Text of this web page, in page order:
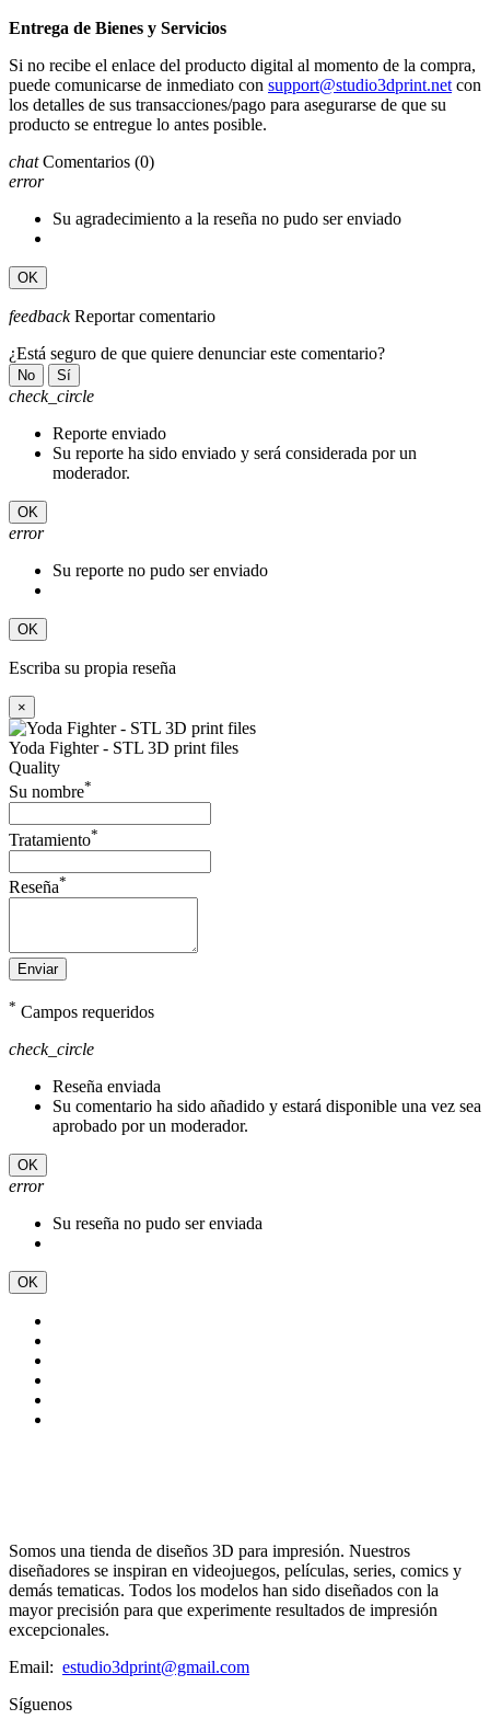
Entrega de Bienes y Servicios
Si no recibe el enlace del producto digital al momento de la compra,
puede comunicarse de inmediato con support@studio3dprint.net con
los detalles de sus transacciones/pago para asegurarse de que su
producto se entregue lo antes posible.
chat Comentarios (0)
error
Su agradecimiento a la reseña no pudo ser enviado
OK
feedback Reportar comentario
¿Está seguro de que quiere denunciar este comentario?
No Sí
check_circle
Reporte enviado
Su reporte ha sido enviado y será considerada por un
moderador.
OK
error
Su reporte no pudo ser enviado
OK
Escriba su propia reseña
×
Yoda Fighter - STL 3D print files
Quality
Su nombre*
Tratamiento*
Reseña*
Enviar
* Campos requeridos
check_circle
Reseña enviada
Su comentario ha sido añadido y estará disponible una vez sea
aprobado por un moderador.
OK
error
Su reseña no pudo ser enviada
OK
Somos una tienda de diseños 3D para impresión. Nuestros
diseñadores se inspiran en videojuegos, películas, series, comics y
demás tematicas. Todos los modelos han sido diseñados con la
mayor precisión para que experimente resultados de impresión
excepcionales.
Email: estudio3dprint@gmail.com
Síguenos